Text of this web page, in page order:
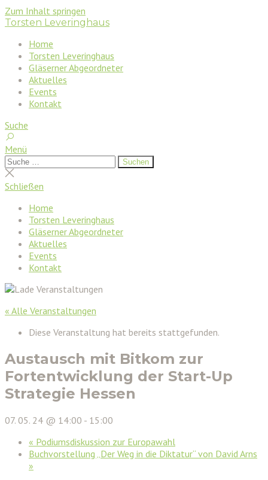
Zum Inhalt springen
Torsten Leveringhaus
Home
Torsten Leveringhaus
Gläserner Abgeordneter
Aktuelles
Events
Kontakt
Suche
Menü
Suchen
nach:
Suchen
Suche
schließen
Schließen
Home
Torsten Leveringhaus
Gläserner Abgeordneter
Aktuelles
Events
Kontakt
« Alle Veranstaltungen
Diese Veranstaltung hat bereits stattgefunden.
Austausch mit Bitkom zur
Fortentwicklung der Start-Up
Strategie Hessen
07. 05. 24 @ 14:00 - 15:00
« Podiumsdiskussion zur Europawahl
Buchvorstellung „Der Weg in die Diktatur“ von David Arns
»